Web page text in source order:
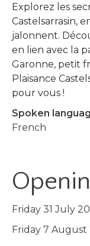
Explorez les
Castelsarrasin,
jalonnent.
en lien avec la
Garonne, petit
Plaisance
pour vous !
Spoken
French
Friday 31 July
Friday 7 August